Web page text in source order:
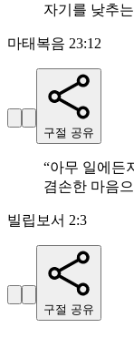
자기를 낮추
마태복음 23:12
구절 공유
“아무 일에든
겸손한 마음
빌립보서 2:3
구절 공유